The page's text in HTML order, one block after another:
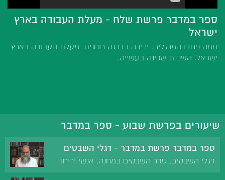
ספר במדבר פרשת שלח - מעלת העבודה בארץ
ישראל
ממה פחדו המרגלים. ירידה בדרגה רוחנית. מעלת העבודה בארץ
ישראל. השכנת שכינה בעשייה.
שיעורים בפרשת שבוע - ספר במדבר
ספר במדבר פרשת במדבר - דגלי השבטים
דגלי השבטים. סדר השבטים במחנה. אנשי יריחו